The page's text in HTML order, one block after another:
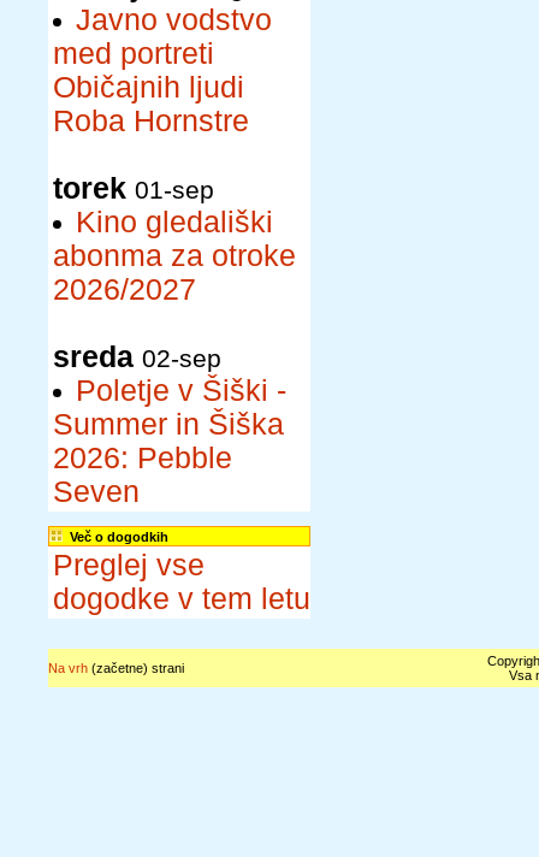
Javno vodstvo
med portreti
Običajnih ljudi
Roba Hornstre
torek 01-sep
Kino gledališki
abonma za otroke
2026/2027
sreda 02-sep
Poletje v Šiški -
Summer in Šiška
2026: Pebble
Seven
Več o dogodkih
Preglej vse
dogodke v tem letu
Na vrh(začetne) strani
Vsa